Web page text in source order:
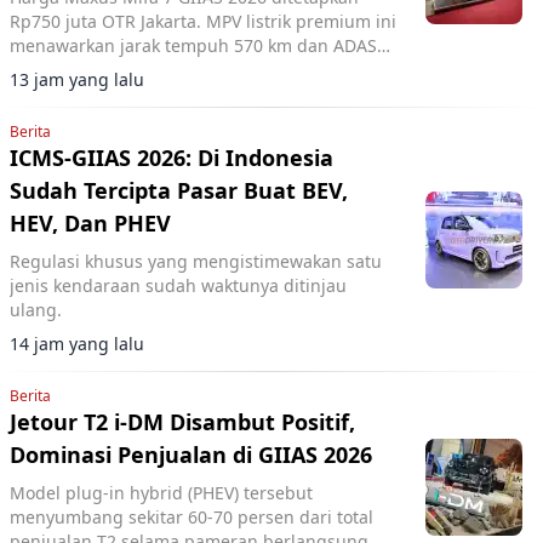
Rp750 juta OTR Jakarta. MPV listrik premium ini
menawarkan jarak tempuh 570 km dan ADAS
Level 2+.
13 jam yang lalu
Berita
ICMS-GIIAS 2026: Di Indonesia
Sudah Tercipta Pasar Buat BEV,
HEV, Dan PHEV
Regulasi khusus yang mengistimewakan satu
jenis kendaraan sudah waktunya ditinjau
ulang.
14 jam yang lalu
Berita
Jetour T2 i-DM Disambut Positif,
Dominasi Penjualan di GIIAS 2026
Model plug-in hybrid (PHEV) tersebut
menyumbang sekitar 60-70 persen dari total